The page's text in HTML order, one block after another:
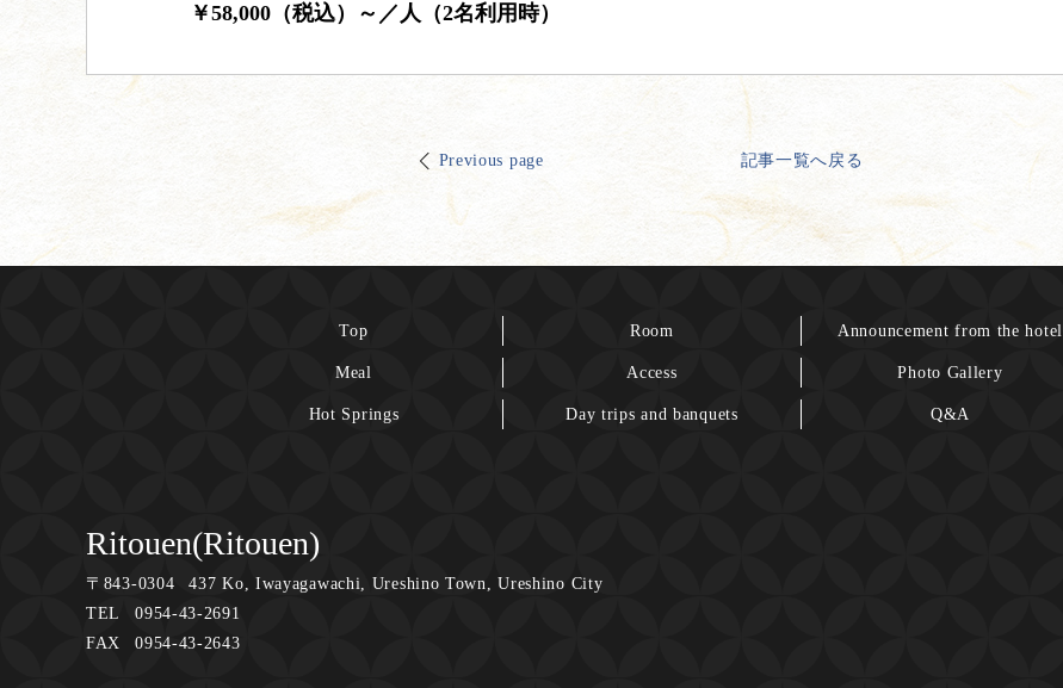
￥58,000（税込）～／人（2名利用時）
Previous page 記事一覧へ戻る
Top
Meal
Hot Springs
Room
Access
Day trips and banquets
Announcement from the hotel
Photo Gallery
Q&A
Ritouen(Ritouen)
〒 843-0304
437 Ko, Iwayagawachi, Ureshino Town, Ureshino City
TEL
0954-43-2691
FAX
0954-43-2643